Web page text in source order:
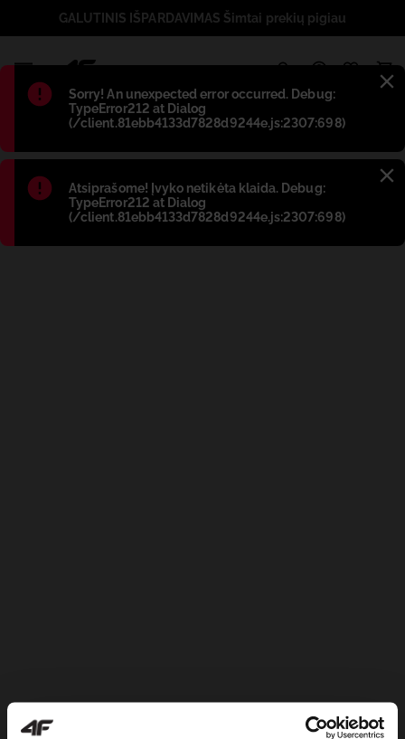
Błąd:
Sorry! An unexpected error occurred. Debug:
TypeError212 at Dialog
(/client.81ebb4133d7828d9244e.js:2307:698)
Błąd:
Atsiprašome! Įvyko netikėta klaida. Debug:
TypeError212 at Dialog
(/client.81ebb4133d7828d9244e.js:2307:698)
GALUTINIS IŠPARDAVIMAS Šimtai prekių pigiau